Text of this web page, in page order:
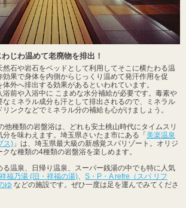
じわ温めて老廃物を排出！
然石や岩石をベッドとして利用してそこに横たわる温
果で身体を内側からじっくり温めて発汗作用を促
外へ排出する効果があるといわれています。
浴前や入浴中に こまめな水分補給が必要です。毒素や
ミネラル成分も汗として排出されるので、ミネラル
ンクなどでミネラル分の補給も心がけましょう。
他種類の岩盤浴は、どれも安土桃山時代にタイムスリ
を味わえます。埼玉県さいたま市にある「 美楽温泉
ス) 」は、埼玉県最大級の新感覚スパリゾート。オリジ
な種類の4種類の岩盤浴を楽しめます。
温泉、日帰り温泉、スーパー銭湯の中でも特に人気
福乃湯 (旧・祥福の湯)、 S・P・A refre（スパ リフ
ゆ などの施設です。ぜひ一度は足を運んでみてくださ